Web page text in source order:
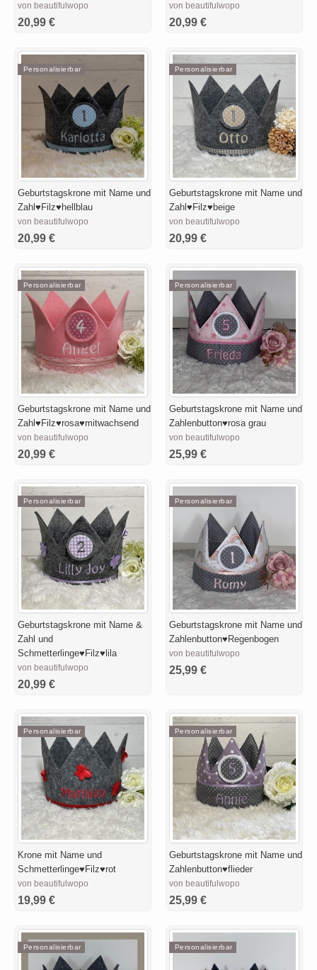
von beautifulwopo
20,99 €
von beautifulwopo
20,99 €
Personalisierbar
Geburtstagskrone mit Name und
Zahl♥Filz♥hellblau
von beautifulwopo
20,99 €
Personalisierbar
Geburtstagskrone mit Name und
Zahl♥Filz♥beige
von beautifulwopo
20,99 €
Personalisierbar
Geburtstagskrone mit Name und
Zahl♥Filz♥rosa♥mitwachsend
von beautifulwopo
20,99 €
Personalisierbar
Geburtstagskrone mit Name und
Zahlenbutton♥rosa grau
von beautifulwopo
25,99 €
Personalisierbar
Geburtstagskrone mit Name &
Zahl und
Schmetterlinge♥Filz♥lila
von beautifulwopo
20,99 €
Personalisierbar
Geburtstagskrone mit Name und
Zahlenbutton♥Regenbogen
von beautifulwopo
25,99 €
Personalisierbar
Krone mit Name und
Schmetterlinge♥Filz♥rot
von beautifulwopo
19,99 €
Personalisierbar
Geburtstagskrone mit Name und
Zahlenbutton♥flieder
von beautifulwopo
25,99 €
Personalisierbar Personalisierbar